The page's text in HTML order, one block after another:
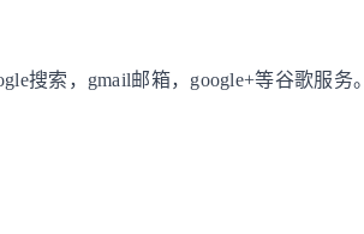
搜索，gmail邮箱，google+等谷歌服务。